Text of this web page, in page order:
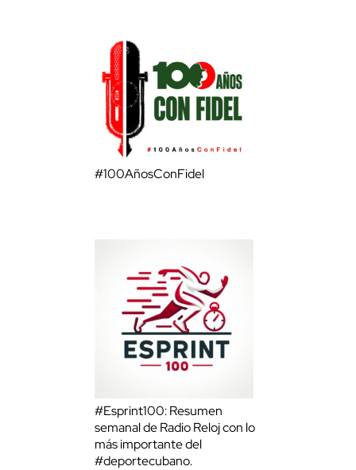
#100AñosConFidel
#Esprint100: Resumen
semanal de Radio Reloj con lo
más importante del
#deportecubano.